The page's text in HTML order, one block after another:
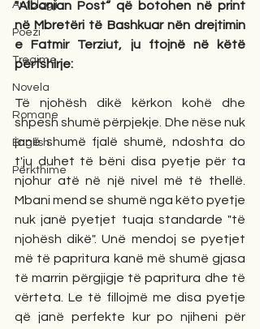
Antologji
Poezi
Tregime
Novela
Romane
English
Përkthime
"Albanian Post“ që botohen në print
në Mbretëri të Bashkuar nën drejtimin
e Fatmir Terziut, ju ftojnë në këtë
përfshirje:
Të njohësh dikë kërkon kohë dhe
shpesh shumë përpjekje. Dhe nëse nuk
janë shumë fjalë shumë, ndoshta do
t'ju duhet të bëni disa pyetje për ta
njohur atë në një nivel më të thellë.
Mbani mend se shumë nga këto pyetje
nuk janë pyetjet tuaja standarde "të
njohësh dikë". Unë mendoj se pyetjet
më të papritura kanë më shumë gjasa
të marrin përgjigje të papritura dhe të
vërteta. Le të fillojmë me disa pyetje
që janë perfekte kur po njiheni për